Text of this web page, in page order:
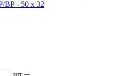
шт